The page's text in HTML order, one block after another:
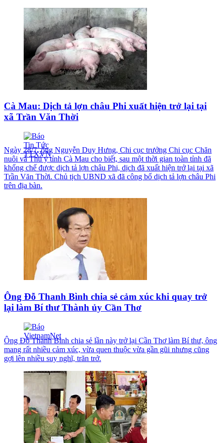
Cà Mau: Dịch tả lợn châu Phi xuất hiện trở lại tại
xã Trần Văn Thời
Ngày 28/7, ông Nguyễn Duy Hưng, Chi cục trưởng Chi cục Chăn
nuôi và Thú y tỉnh Cà Mau cho biết, sau một thời gian toàn tỉnh đã
khống chế được dịch tả lợn châu Phi, dịch đã xuất hiện trở lại tại xã
Trần Văn Thời. Chủ tịch UBND xã đã công bố dịch tả lợn châu Phi
trên địa bàn.
Ông Đỗ Thanh Bình chia sẻ cảm xúc khi quay trở
lại làm Bí thư Thành ủy Cần Thơ
Ông Đỗ Thanh Bình chia sẻ lần này trở lại Cần Thơ làm Bí thư, ông
mang rất nhiều cảm xúc, vừa quen thuộc vừa gần gũi nhưng cũng
gợi lên nhiều suy nghĩ, trăn trở.